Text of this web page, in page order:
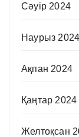
Сәуір 2024
Наурыз 2024
Ақпан 2024
Қаңтар 2024
Желтоқсан